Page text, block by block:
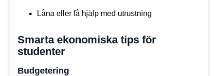
Låna eller få hjälp med utrustning
Smarta ekonomiska tips för
studenter
Budgetering